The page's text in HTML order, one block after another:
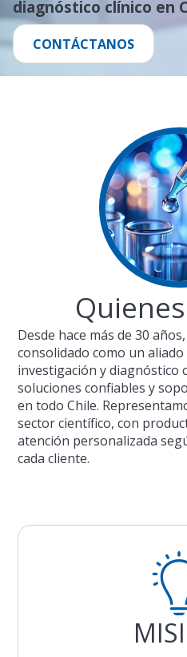
CONTÁCTANOS
Desde hace más de 30
consolidado como un
investigación y diagnóstico
soluciones confiables y
en todo Chile.
sector científico, con
atención personalizada
cada cliente.